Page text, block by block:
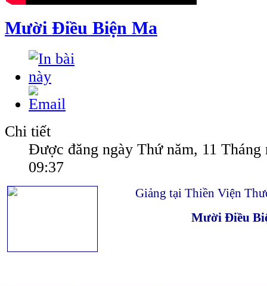
Mười Điều Biện Ma
Chi tiết
Được đăng ngày Thứ năm, 11 Tháng
09:37
Giảng tại Thiền Viện
Mười Điều